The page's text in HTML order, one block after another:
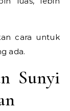
cara untuk
ada.
Sunyi